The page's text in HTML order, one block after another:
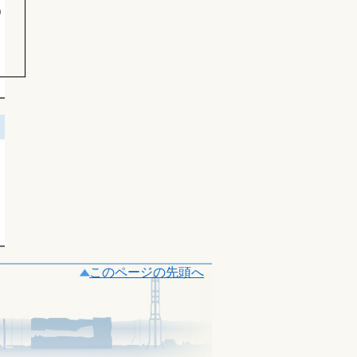
このページの先頭へ